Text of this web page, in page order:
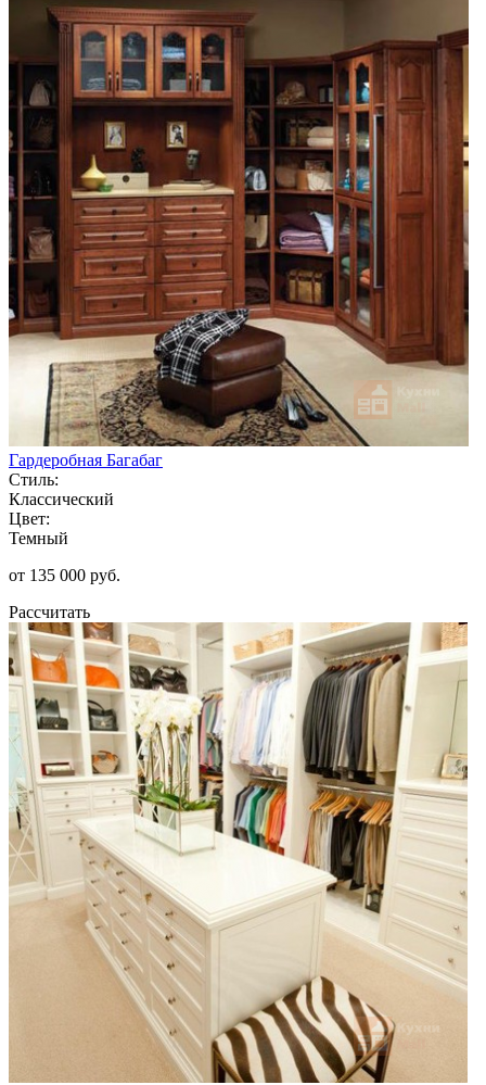
Гардеробная Багабаг
Стиль:
Классический
Цвет:
Темный
от 135 000 руб.
Рассчитать